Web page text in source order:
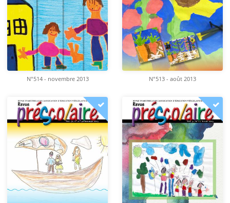
N°514 - novembre 2013 N°513 - août 2013